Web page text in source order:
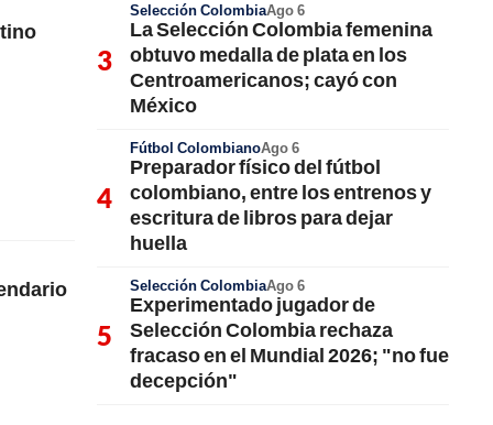
Selección ColombiaAgo 6
La Selección Colombia femenina
obtuvo medalla de plata en los
Centroamericanos; cayó con
México
Fútbol ColombianoAgo 6
Preparador físico del fútbol
colombiano, entre los entrenos y
escritura de libros para dejar
huella
Selección ColombiaAgo 6
Experimentado jugador de
Selección Colombia rechaza
fracaso en el Mundial 2026; "no fue
decepción"